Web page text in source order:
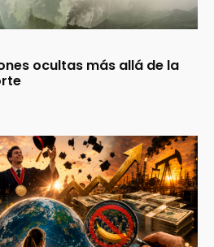
ocultas más allá de la